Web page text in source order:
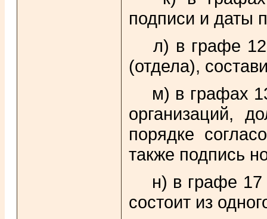
подписи и даты
л) в графе 12
(отдела),
м) в графах
организаций,
порядке
также подпись
н) в графе
состоит из